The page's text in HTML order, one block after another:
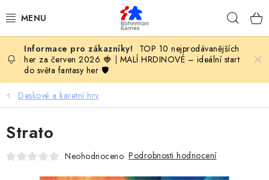
na
KOMPLETNÍ NABÍDKA HER
PODLE VĚKU
VYDAVATELSTVÍ DESKOVÝCH HER
TOP 10 nejprodávanějších
her za červen 2026 🍓
MALÍ HRDINOVÉ – ideální start
do světa fantasy her 🛡️
Deskové a karetní hry
Strato
Neohodnoceno Podrobnosti hodnocení